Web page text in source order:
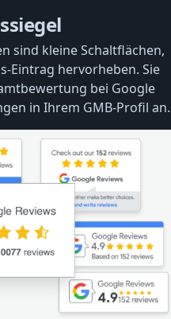
sind kleine Schaltflächen,
Eintrag hervorheben. Sie
bei Google
in Ihrem GMB-Profil an.